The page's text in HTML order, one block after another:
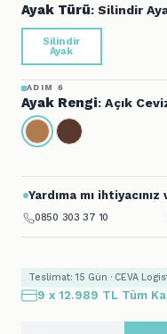
Ayak Türü: Silindir
Silindir
Ayak
ADIM 6
Ayak Rengi: Açık
Yardıma mı
0850 303 37 10
Teslimat: 15 Gün · CEVA
9 x 12.989 TL Tüm